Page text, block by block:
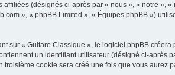
(désignés ci-après par « nous », « notre »,
», « phpBB Limited », « Équipes phpBB »)
sur « Guitare Classique », le logiciel phpBB
un identifiant utilisateur (désigné ci-après
cookie sera créé une fois que vous aurez